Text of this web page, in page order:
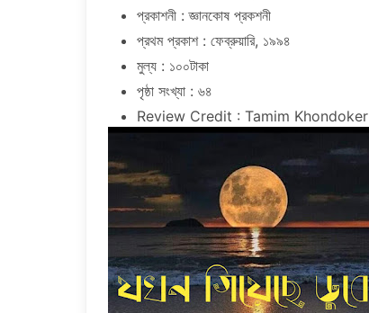
প্রকাশনী : জ্ঞানকোষ প্রকশনী
প্রথম প্রকাশ : ফেব্রুয়ারি, ১৯৯৪
মুল্য : ১০০টাকা
পৃষ্ঠা সংখ্যা : ৬৪
Review Credit : Tamim Khondoker